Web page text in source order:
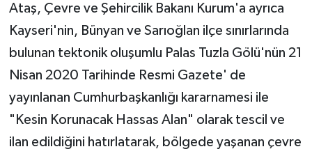
Ataş, Çevre ve Şehircilik Bakanı Kurum'a ayrıca
Kayseri'nin, Bünyan ve Sarıoğlan ilçe sınırlarında
bulunan tektonik oluşumlu Palas Tuzla Gölü'nün 21
Nisan 2020 Tarihinde Resmi Gazete' de
yayınlanan Cumhurbaşkanlığı kararnamesi ile
"Kesin Korunacak Hassas Alan" olarak tescil ve
ilan edildiğini hatırlatarak, bölgede yaşanan çevre